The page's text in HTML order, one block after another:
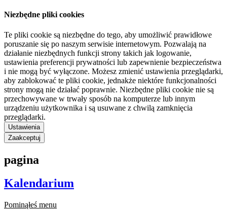
Niezbędne pliki cookies
Te pliki cookie są niezbędne do tego, aby umożliwić prawidłowe
poruszanie się po naszym serwisie internetowym. Pozwalają na
działanie niezbędnych funkcji strony takich jak logowanie,
ustawienia preferencji prywatności lub zapewnienie bezpieczeństwa
i nie mogą być wyłączone. Możesz zmienić ustawienia przeglądarki,
aby zablokować te pliki cookie, jednakże niektóre funkcjonalności
strony mogą nie działać poprawnie. Niezbędne pliki cookie nie są
przechowywane w trwały sposób na komputerze lub innym
urządzeniu użytkownika i są usuwane z chwilą zamknięcia
przeglądarki.
Ustawienia
Zaakceptuj
pagina
Kalendarium
Pominąłeś menu